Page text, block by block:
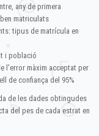
any de primera
matriculats
tipus de matrícula en
i població
l'error màxim acceptat per
de confiança del 95%
de les dades obtingudes
del pes de cada estrat en